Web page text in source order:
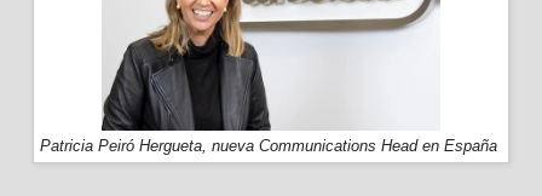
Patricia Peiró Hergueta, nueva Communications Head en España